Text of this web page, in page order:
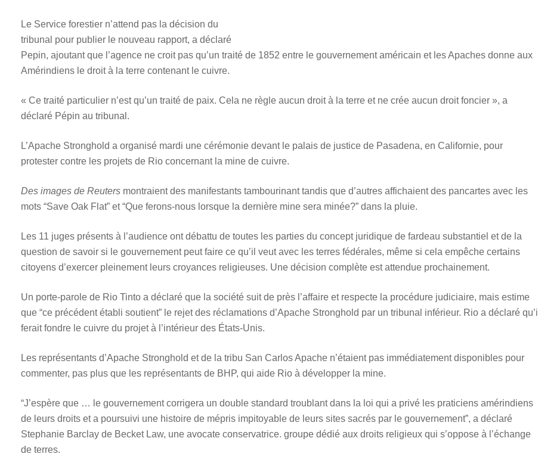
Le Service forestier n’attend pas la décision du
tribunal pour publier le nouveau rapport, a déclaré
Pepin, ajoutant que l’agence ne croit pas qu’un traité de 1852 entre le gouvernement américain et les Apaches donne aux
Amérindiens le droit à la terre contenant le cuivre.
« Ce traité particulier n’est qu’un traité de paix. Cela ne règle aucun droit à la terre et ne crée aucun droit foncier », a
déclaré Pépin au tribunal.
L’Apache Stronghold a organisé mardi une cérémonie devant le palais de justice de Pasadena, en Californie, pour
protester contre les projets de Rio concernant la mine de cuivre.
Des images de Reuters montraient des manifestants tambourinant tandis que d’autres affichaient des pancartes avec les
mots “Save Oak Flat” et “Que ferons-nous lorsque la dernière mine sera minée?” dans la pluie.
Les 11 juges présents à l’audience ont débattu de toutes les parties du concept juridique de fardeau substantiel et de la
question de savoir si le gouvernement peut faire ce qu’il veut avec les terres fédérales, même si cela empêche certains
citoyens d’exercer pleinement leurs croyances religieuses. Une décision complète est attendue prochainement.
Un porte-parole de Rio Tinto a déclaré que la société suit de près l’affaire et respecte la procédure judiciaire, mais estime
que “ce précédent établi soutient” le rejet des réclamations d’Apache Stronghold par un tribunal inférieur. Rio a déclaré qu’il
ferait fondre le cuivre du projet à l’intérieur des États-Unis.
Les représentants d’Apache Stronghold et de la tribu San Carlos Apache n’étaient pas immédiatement disponibles pour
commenter, pas plus que les représentants de BHP, qui aide Rio à développer la mine.
“J’espère que … le gouvernement corrigera un double standard troublant dans la loi qui a privé les praticiens amérindiens
de leurs droits et a poursuivi une histoire de mépris impitoyable de leurs sites sacrés par le gouvernement”, a déclaré
Stephanie Barclay de Becket Law, une avocate conservatrice. groupe dédié aux droits religieux qui s’oppose à l’échange
de terres.